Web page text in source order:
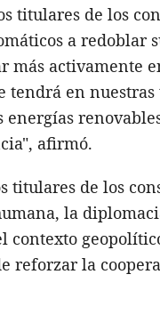
titulares de los
a redoblar
activamente
en
afirmó.
titulares de los
la
contexto
reforzar la